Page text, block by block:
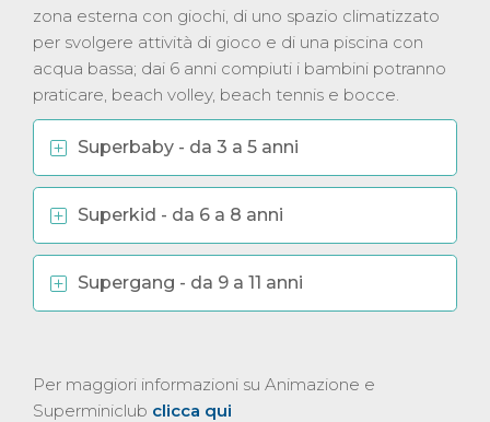
zona esterna con giochi, di uno spazio climatizzato
per svolgere attività di gioco e di una piscina con
acqua bassa; dai 6 anni compiuti i bambini potranno
praticare, beach volley, beach tennis e bocce.
Superbaby - da 3 a 5 anni
Superkid - da 6 a 8 anni
Supergang - da 9 a 11 anni
Per maggiori informazioni su Animazione e
Superminiclub clicca qui